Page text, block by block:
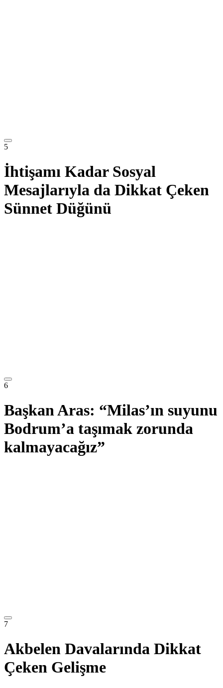
5
İhtişamı Kadar Sosyal
Mesajlarıyla da Dikkat Çeken
Sünnet Düğünü
6
Başkan Aras: “Milas’ın suyunu
Bodrum’a taşımak zorunda
kalmayacağız”
7
Akbelen Davalarında Dikkat
Çeken Gelişme